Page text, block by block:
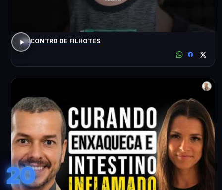
ENCONTRO DE FILHOTES
20